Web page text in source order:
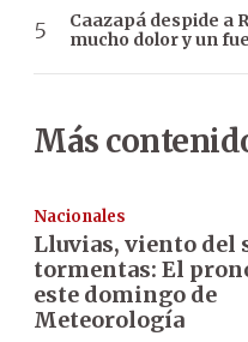
Caazapá despide a
mucho dolor y un
Más
Nacionales
Lluvias, viento del
tormentas: El
este domingo de
Meteorología